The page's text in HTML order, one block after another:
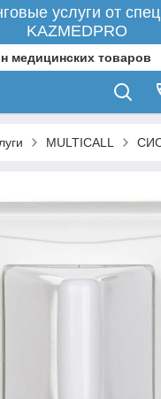
услуги от
KAZMEDPRO
медицинских товаров
MULTICALL